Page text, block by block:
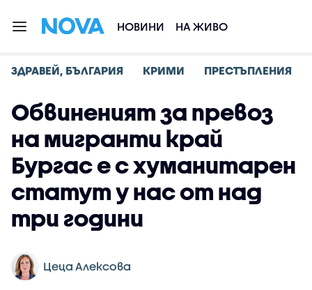
НОВИНИ НА ЖИВО
ЗДРАВЕЙ, БЪЛГАРИЯ КРИМИ ПРЕСТЪПЛЕНИЯ
Обвиненият за превоз
на мигранти край
Бургас е с хуманитарен
статут у нас от над
три години
Цеца Алексова